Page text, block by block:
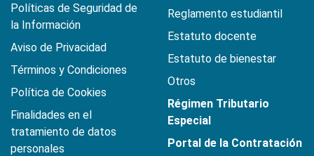
Políticas de Seguridad de
la Información
Aviso de Privacidad
Términos y Condiciones
Política de Cookies
Finalidades en el
tratamiento de datos
personales
Reglamento estudiantil
Estatuto docente
Estatuto de bienestar
Otros
Régimen Tributario
Especial
Portal de la Contratación